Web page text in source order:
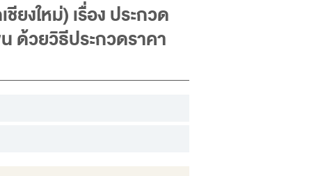
งใหม่) เรื่อง ประกวด
ด้วยวิธีประกวดราคา